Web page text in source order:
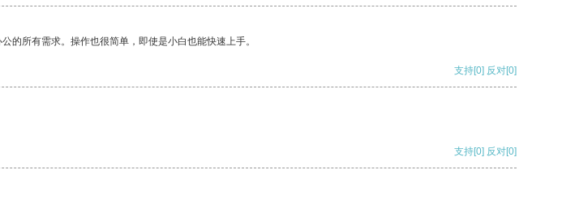
的所有需求。操作也很简单，即使是小白也能快速上手。
支持[0] 反对[0]
支持[0] 反对[0]